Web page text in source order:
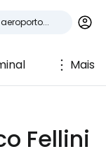
Mais
Fellini